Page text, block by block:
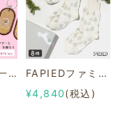
メール便可【一部店舗限定】2/8b PAIR KEY RING Sanrio characters ver.
FAPIEDファミリーソックスセット 総柄
¥4,840(税込)